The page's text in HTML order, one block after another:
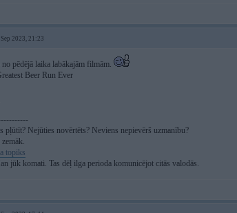
Sep 2023, 21:23
no pēdējā laika labākajām filmām.
Beer Run Ever
pļūtīt? Nejūties novērtēts? Neviens nepievērš uzmanību?
zemāk.
topiks
jūk komati. Tas dēļ ilga perioda komunicējot citās valodās.